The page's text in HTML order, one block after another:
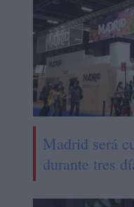
Madrid será
durante tres